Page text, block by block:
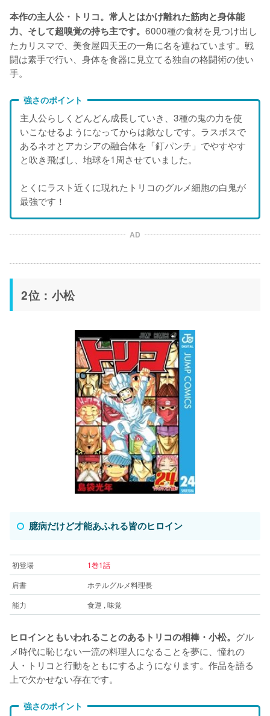
本作の主人公・トリコ。常人とはかけ離れた筋肉と身体能
力、そして超嗅覚の持ち主です。 6000種の食材を見つけ出し
たカリスマで、美食屋四天王の一角に名を連ねています。戦
闘は素手で行い、身体を食器に見立てる独自の格闘術の使い
手。
強さのポイント
主人公らしくどんどん成長していき、3種の鬼の力を使
いこなせるようになってからは敵なしです。ラスボスで
あるネオとアカシアの融合体を「釘パンチ」でやすやす
と吹き飛ばし、地球を1周させていました。
とくにラスト近くに現れたトリコのグルメ細胞の白鬼が
最強です！
AD
2位：小松
臆病だけど才能あふれる皆のヒロイン
初登場
1巻1話
肩書
ホテルグルメ料理長
能力
食運 , 味覚
ヒロインともいわれることのあるトリコの相棒・小松。 グル
メ時代に恥じない一流の料理人になることを夢に、憧れの
人・トリコと行動をともにするようになります。作品を語る
上で欠かせない存在です。
強さのポイント